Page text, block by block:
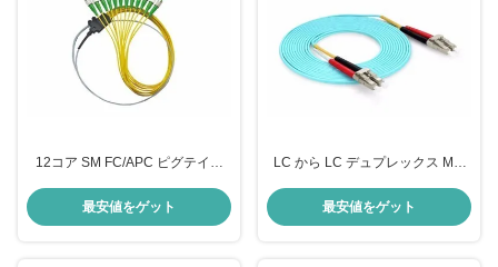
12コア SM FC/APC ピグテイル
ューション
最安値をゲット
LC から LC デュプレックス MM
ータ転送のための理想的なソリュ
ーション
最安値をゲット